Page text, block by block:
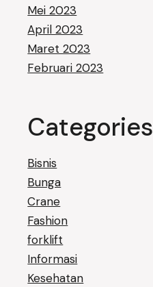
Mei 2023
April 2023
Maret 2023
Februari 2023
Categories
Bisnis
Bunga
Crane
Fashion
forklift
Informasi
Kesehatan